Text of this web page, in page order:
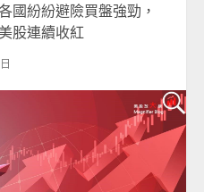
國紛紛避險買盤強勁，
股連續收紅